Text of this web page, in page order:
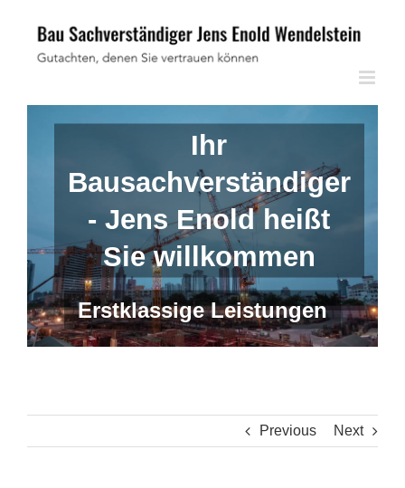
content
Ihr
Bausachverständiger
- Jens Enold heißt
Sie willkommen
Erstklassige Leistungen
Previous Next